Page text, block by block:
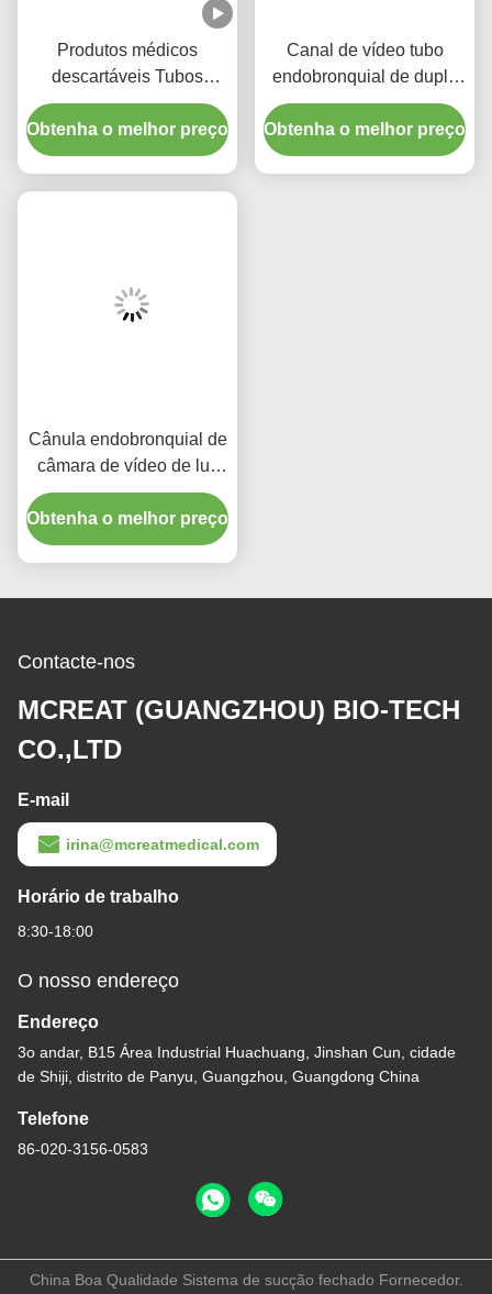
Produtos médicos
descartáveis Tubos
endotraqueais duplos de
lúmen com manguito
micro-finho de PU
Obtenha o melhor preço
Canal de vídeo tubo
endobronquial de dupla
luz sem câmera
Obtenha o melhor preço
Cânula endobronquial de
câmara de vídeo de luz
de PVC descartável para
adultos
Obtenha o melhor preço
Contacte-nos
MCREAT (GUANGZHOU) BIO-TECH
CO.,LTD
E-mail
irina@mcreatmedical.com
Horário de trabalho
8:30-18:00
O nosso endereço
Endereço
3o andar, B15 Área Industrial Huachuang, Jinshan Cun, cidade
de Shiji, distrito de Panyu, Guangzhou, Guangdong China
Telefone
86-020-3156-0583
China Boa Qualidade Sistema de sucção fechado Fornecedor.